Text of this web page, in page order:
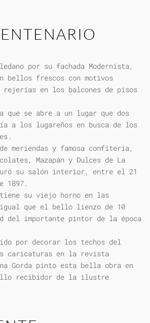
por su fachada Modernista,
bellos frescos con motivos
en los balcones de pisos
que se abre a un lugar que dos
a los lugareños en busca de los
meriendas y famosa confitería,
Mazapán y Dulces de La
su salón interior, entre el 21
1897.
su viejo horno en las
que el bello lienzo de 10
del importante pintor de la época
por decorar los techos del
caricaturas en la revista
Gorda pinto esta bella obra en
recibidor de la ilustre